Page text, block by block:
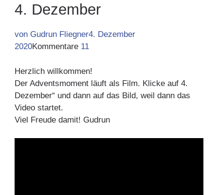
4. Dezember
von Gudrun Fliegner4. Dezember
2020Kommentare 11
Herzlich willkommen!
Der Adventsmoment läuft als Film. Klicke auf 4.
Dezember“ und dann auf das Bild, weil dann das
Video startet.
Viel Freude damit! Gudrun